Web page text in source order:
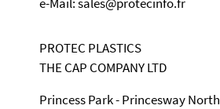
PROTEC PLASTICS
THE CAP COMPANY LTD
Princess Park - Princesway North